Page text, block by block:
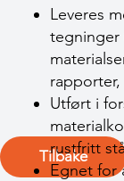
Tilbake
Leveres
tegninger
Utført i
rustfritt
Egnet for